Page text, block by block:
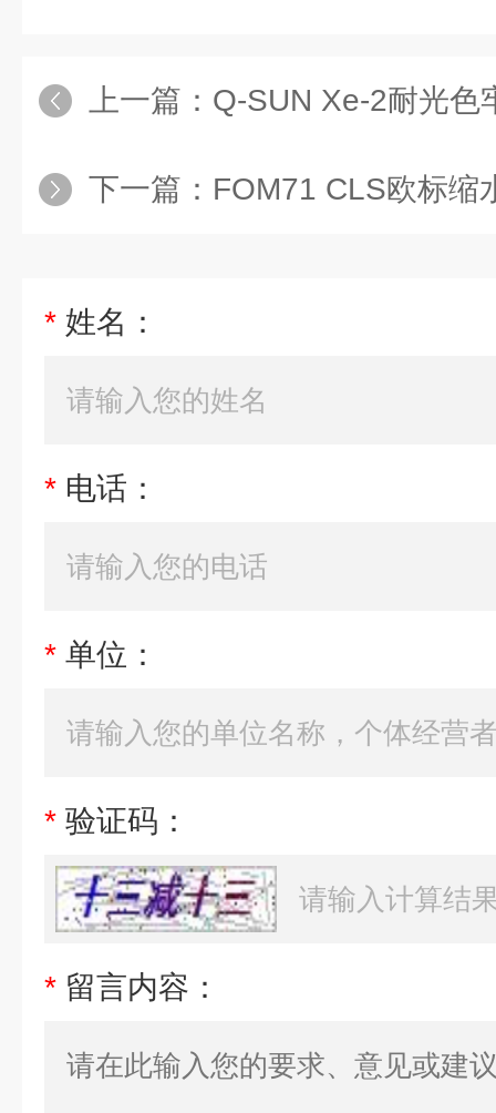
上一篇： Q-SUN Xe-2耐光色
下一篇： FOM71 CLS欧标缩水
* 姓名：
* 电话：
* 单位：
* 验证码：
* 留言内容：